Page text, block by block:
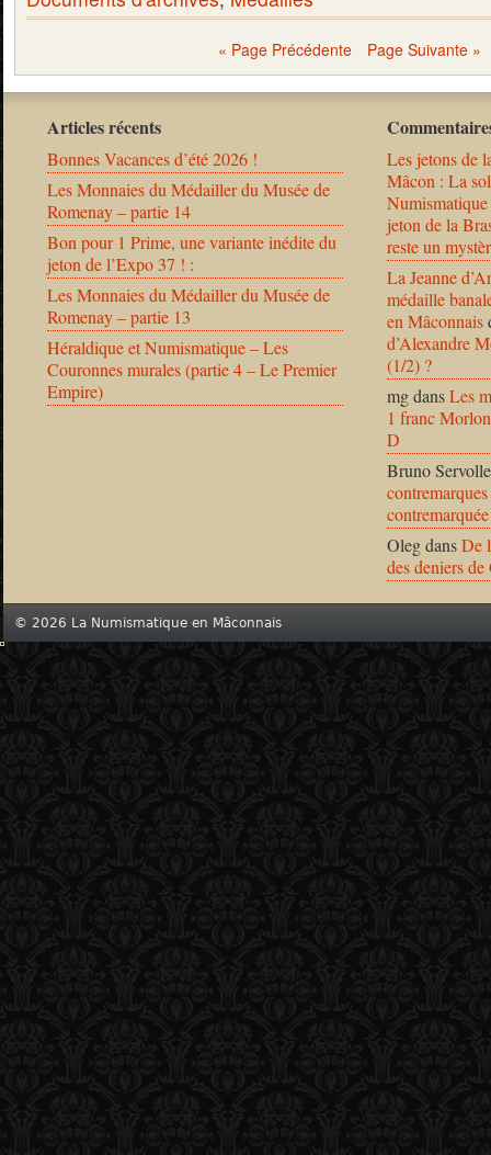
« Page Précédente Page Suivante »
Articles récents
Bonnes Vacances d’été 2026 !
Les Monnaies du Médailler du Musée de
Romenay – partie 14
Bon pour 1 Prime, une variante inédite du
jeton de l’Expo 37 ! :
Les Monnaies du Médailler du Musée de
Romenay – partie 13
Héraldique et Numismatique – Les
Couronnes murales (partie 4 – Le Premier
Empire)
Les jetons de
Mâcon : La
jeton de la
reste un
La Jeanne
médaille
en Mâconnais
d’Alexandre
(1/2) ?
mgdansLes
1 franc
D
Bruno Servolle
OlegdansDe
des deniers
© 2026 La Numismatique en Mâconnais